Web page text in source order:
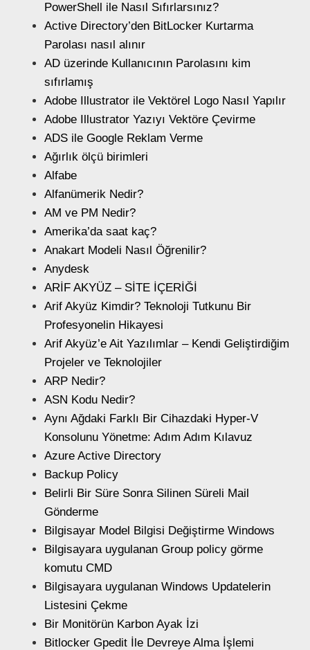
PowerShell ile Nasıl Sıfırlarsınız?
Active Directory’den BitLocker Kurtarma
Parolası nasıl alınır
AD üzerinde Kullanıcının Parolasını kim
sıfırlamış
Adobe Illustrator ile Vektörel Logo Nasıl Yapılır
Adobe Illustrator Yazıyı Vektöre Çevirme
ADS ile Google Reklam Verme
Ağırlık ölçü birimleri
Alfabe
Alfanümerik Nedir?
AM ve PM Nedir?
Amerika’da saat kaç?
Anakart Modeli Nasıl Öğrenilir?
Anydesk
ARİF AKYÜZ – SİTE İÇERİĞİ
Arif Akyüz Kimdir? Teknoloji Tutkunu Bir
Profesyonelin Hikayesi
Arif Akyüz’e Ait Yazılımlar – Kendi Geliştirdiğim
Projeler ve Teknolojiler
ARP Nedir?
ASN Kodu Nedir?
Aynı Ağdaki Farklı Bir Cihazdaki Hyper-V
Konsolunu Yönetme: Adım Adım Kılavuz
Azure Active Directory
Backup Policy
Belirli Bir Süre Sonra Silinen Süreli Mail
Gönderme
Bilgisayar Model Bilgisi Değiştirme Windows
Bilgisayara uygulanan Group policy görme
komutu CMD
Bilgisayara uygulanan Windows Updatelerin
Listesini Çekme
Bir Monitörün Karbon Ayak İzi
Bitlocker Gpedit İle Devreye Alma İşlemi